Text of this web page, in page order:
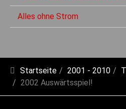
Alles ohne Strom
Startseite 2001 - 2010
2002 Auswärtsspiel!